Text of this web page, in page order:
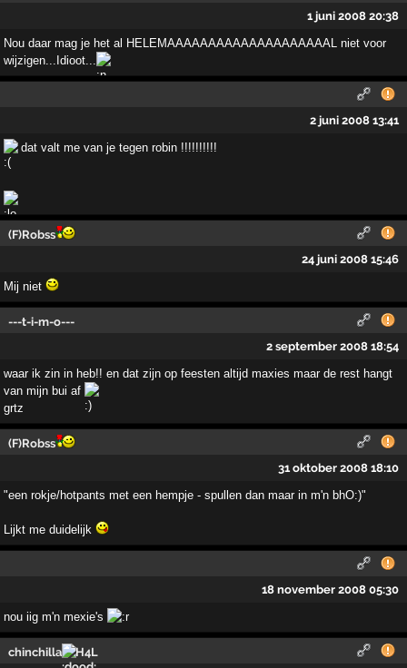
1 juni 2008 20:38
Nou daar mag je het al HELEMAAAAAAAAAAAAAAAAAAAAL niet voor
wijzigen...Idioot...
2 juni 2008 13:41
dat valt me van je tegen robin !!!!!!!!!!
(F)Robss
24 juni 2008 15:46
Mij niet
---t-i-m-o---
2 september 2008 18:54
waar ik zin in heb!! en dat zijn op feesten altijd maxies maar de rest hangt
van mijn bui af
grtz
(F)Robss
31 oktober 2008 18:10
"een rokje/hotpants met een hempje - spullen dan maar in m'n bhO:)"
Lijkt me duidelijk
18 november 2008 05:30
nou iig m'n mexie's
chinchilla H4L